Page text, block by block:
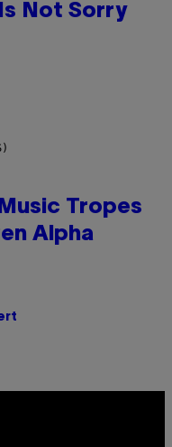
Not Sorry
Tropes
Alpha